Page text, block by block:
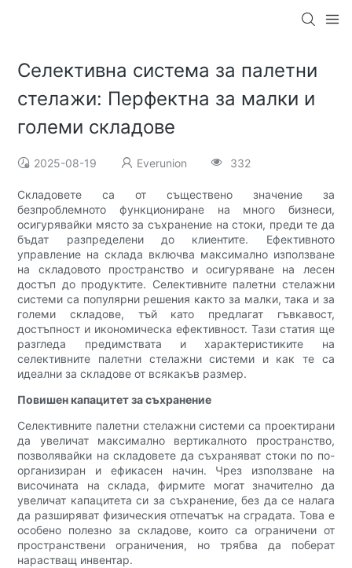
Селективна система за палетни
стелажи: Перфектна за малки и
големи складове
2025-08-19 Everunion 332
Складовете са от съществено значение за
безпроблемното функциониране на много бизнеси,
осигурявайки място за съхранение на стоки, преди те да
бъдат разпределени до клиентите. Ефективното
управление на склада включва максимално използване
на складовото пространство и осигуряване на лесен
достъп до продуктите. Селективните палетни стелажни
системи са популярни решения както за малки, така и за
големи складове, тъй като предлагат гъвкавост,
достъпност и икономическа ефективност. Тази статия ще
разгледа предимствата и характеристиките на
селективните палетни стелажни системи и как те са
идеални за складове от всякакъв размер.
Повишен капацитет за съхранение
Селективните палетни стелажни системи са проектирани
да увеличат максимално вертикалното пространство,
позволявайки на складовете да съхраняват стоки по по-
организиран и ефикасен начин. Чрез използване на
височината на склада, фирмите могат значително да
увеличат капацитета си за съхранение, без да се налага
да разширяват физическия отпечатък на сградата. Това е
особено полезно за складове, които са ограничени от
пространствени ограничения, но трябва да поберат
нарастващ инвентар.